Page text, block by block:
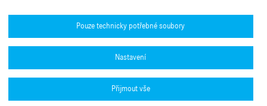
Pouze technicky potřebné soubory
Nastavení
Přijmout vše
Mercedes-Benz Global Training
Novinky
Zásady ochrany osobních údajů platformy B2B Connect